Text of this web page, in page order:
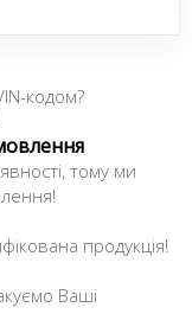
home/
кодом?
тому ми
продукція!
Ваші